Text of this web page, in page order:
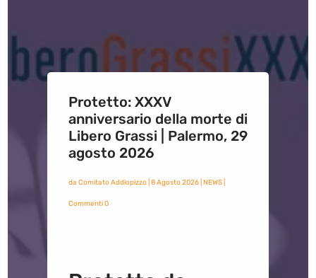
Protetto: XXXV
anniversario della morte di
Libero Grassi | Palermo, 29
agosto 2026
da Comitato Addiopizzo| 8 Agosto 2026| NEWS|
Commenti 0